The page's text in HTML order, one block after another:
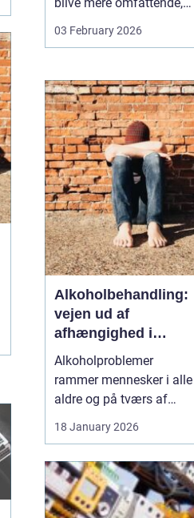
end man først tror. Der er
nøgler, flyttekasser,
parkering, møbler der
skal skilles ad, og
ejendele med
affektionsværdi, som
helst skal komme sikkert
frem. Mange vælger
der...
03 February 2026
Alkoholbehandling:
vejen ud af
afhængighed i
trygge rammer
Alkoholproblemer
rammer mennesker i alle
aldre og på tværs af
starter det med hygge,
at dæmpe uro og svære
følelser på. Langsomt
flytter alkoholen græns...
18 January 2026